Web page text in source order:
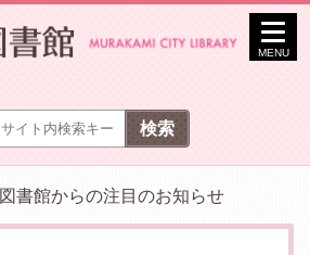
MENU
図書館からの注目のお知らせ